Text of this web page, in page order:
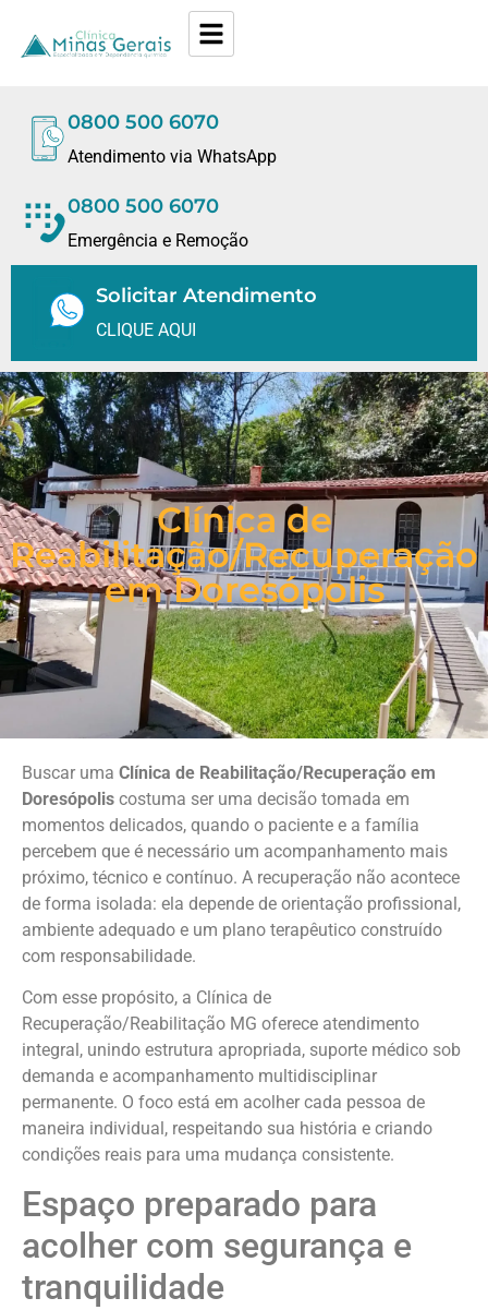
0800 500 6070
Atendimento via WhatsApp
0800 500 6070
Emergência e Remoção
Solicitar Atendimento
CLIQUE AQUI
Clínica de
Reabilitação/Recuperação
em Doresópolis
Buscar uma Clínica de Reabilitação/Recuperação em
Doresópolis costuma ser uma decisão tomada em
momentos delicados, quando o paciente e a família
percebem que é necessário um acompanhamento mais
próximo, técnico e contínuo. A recuperação não acontece
de forma isolada: ela depende de orientação profissional,
ambiente adequado e um plano terapêutico construído
com responsabilidade.
Com esse propósito, a Clínica de
Recuperação/Reabilitação MG oferece atendimento
integral, unindo estrutura apropriada, suporte médico sob
demanda e acompanhamento multidisciplinar
permanente. O foco está em acolher cada pessoa de
maneira individual, respeitando sua história e criando
condições reais para uma mudança consistente.
Espaço preparado para
acolher com segurança e
tranquilidade